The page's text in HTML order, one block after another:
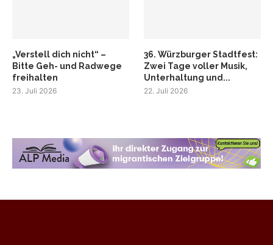
„Verstell dich nicht“ –
Bitte Geh- und Radwege
freihalten
23. Juli 2026
36. Würzburger Stadtfest:
Zwei Tage voller Musik,
Unterhaltung und...
22. Juli 2026